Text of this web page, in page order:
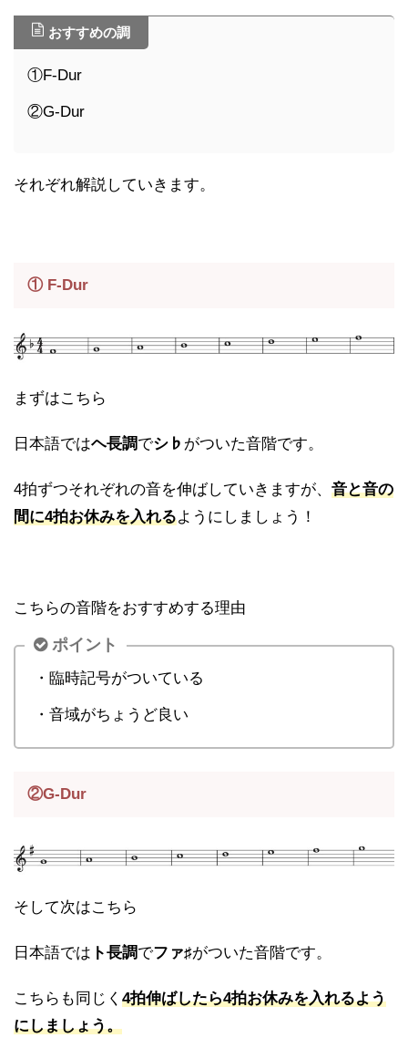
おすすめの調
①F-Dur
②G-Dur
それぞれ解説していきます。
① F-Dur
まずはこちら
日本語ではヘ長調でシ♭ がついた音階です。
4拍ずつそれぞれの音を伸ばしていきますが、 音と音の
間に4拍お休みを入れるようにしましょう！
こちらの音階をおすすめする理由
ポイント
・臨時記号がついている
・音域がちょうど良い
②G-Dur
そして次はこちら
日本語では ト長調でファ♯がついた音階です。
こちらも同じく 4拍伸ばしたら4拍お休みを入れるよう
にしましょう。